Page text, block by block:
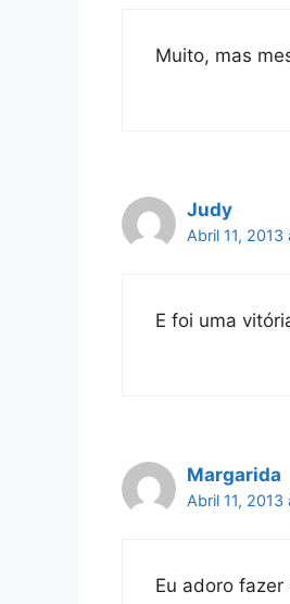
Muito, mas
Judy
Abril 11,
E foi uma
Margarida
Abril 11,
Eu adoro